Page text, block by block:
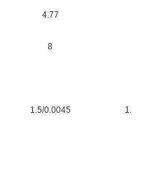
4.77
8
1.5/0.0045 1.6/